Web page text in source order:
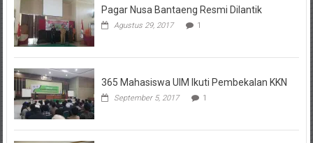
Pagar Nusa Bantaeng Resmi Dilantik
Agustus 29, 2017 1
365 Mahasiswa UIM Ikuti Pembekalan KKN
September 5, 2017 1